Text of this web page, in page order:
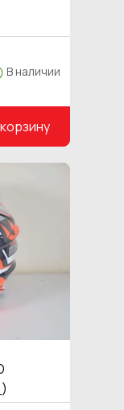
В наличии